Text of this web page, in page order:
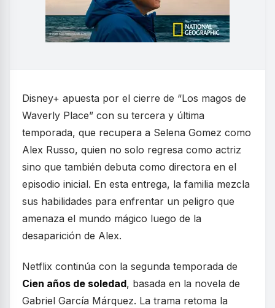
Disney+ apuesta por el cierre de “Los magos de
Waverly Place” con su tercera y última
temporada, que recupera a Selena Gomez como
Alex Russo, quien no solo regresa como actriz
sino que también debuta como directora en el
episodio inicial. En esta entrega, la familia mezcla
sus habilidades para enfrentar un peligro que
amenaza el mundo mágico luego de la
desaparición de Alex.
Netflix continúa con la segunda temporada de
Cien años de soledad, basada en la novela de
Gabriel García Márquez. La trama retoma la